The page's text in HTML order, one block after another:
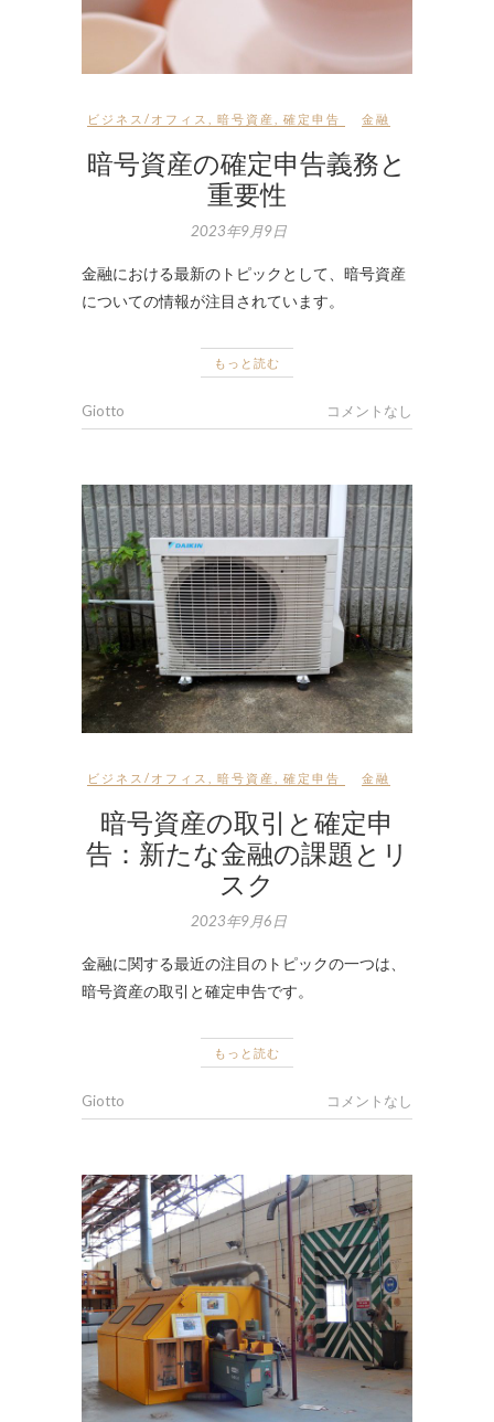
ビジネス/オフィス 暗号資産 確定申告 金融
暗号資産の確定申告義務と
重要性
2023年9月9日
金融における最新のトピックとして、暗号資産
についての情報が注目されています。
もっと読む
Giotto コメントなし
ビジネス/オフィス 暗号資産 確定申告 金融
暗号資産の取引と確定申
告：新たな金融の課題とリ
スク
2023年9月6日
金融に関する最近の注目のトピックの一つは、
暗号資産の取引と確定申告です。
もっと読む
Giotto コメントなし